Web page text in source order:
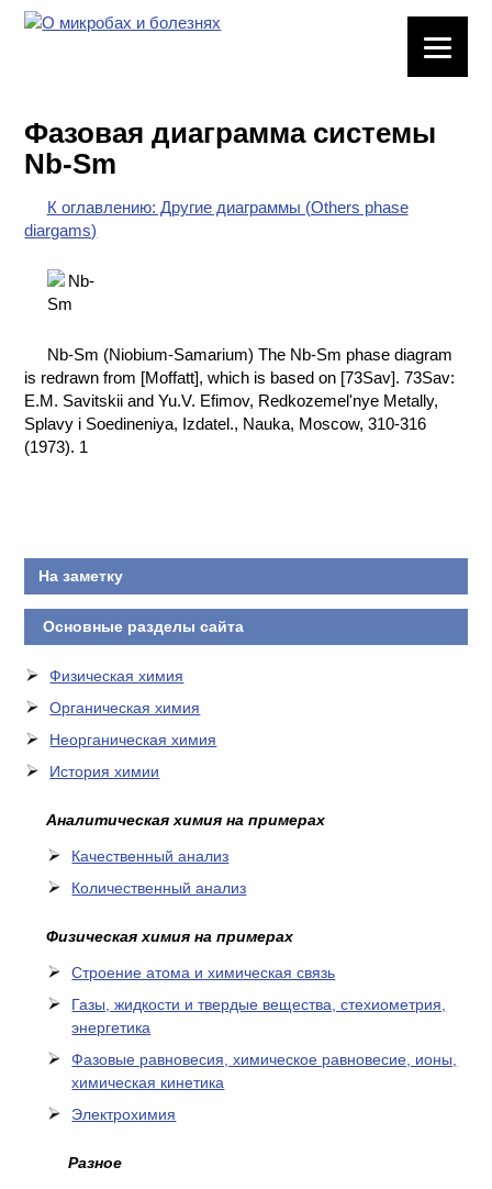
ХИМИЧЕСКАЯ
ПОСУДА
ВРЕДНЫЕ
ФАКТОРЫ
ХИМИЯ НА
ПРОИЗВОДСТВЕ
И ХИМИЧЕСКАЯ
Фазовая диаграмма системы
Nb-Sm
К оглавлению: Другие диаграммы (Others phase
diargams)
Nb-Sm (Niobium-Samarium) The Nb-Sm phase diagram
is redrawn from [Moffatt], which is based on [73Sav]. 73Sav:
E.M. Savitskii and Yu.V. Efimov, Redkozemel'nye Metally,
Splavy i Soedineniya, Izdatel., Nauka, Moscow, 310-316
(1973). 1
На заметку
Основные разделы сайта
Физическая химия
Органическая химия
Неорганическая химия
История химии
Аналитическая химия на примерах
Качественный анализ
Количественный анализ
Физическая химия на примерах
Cтроение атома и химическая связь
Газы, жидкости и твердые вещества, стехиометрия,
энергетика
Фазовые равновесия, химическое равновесие, ионы,
химическая кинетика
Электрохимия
Разное